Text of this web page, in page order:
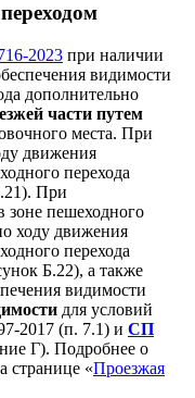
2023 при наличии
видимости
дополнительно
части путем
места. При
движения
перехода
При
зоне пешеходного
ходу движения
перехода
Б.22), а также
видимости
для условий
2017 (п. 7.1) и СП
Г). Подробнее о
странице «Проезжая